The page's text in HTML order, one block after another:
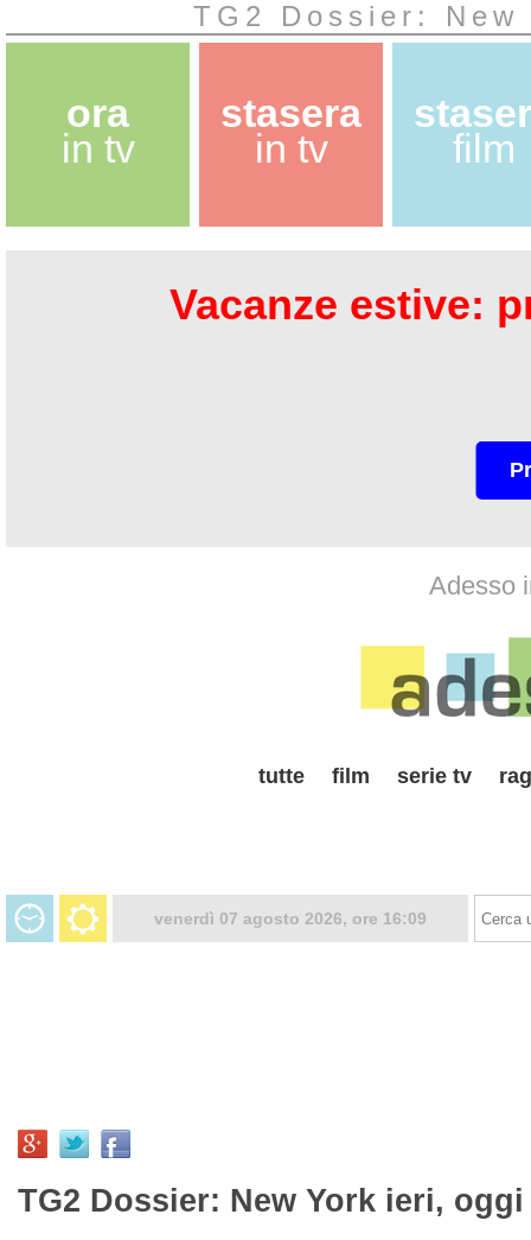
TG2 Dossier:
ora
in tv
stasera
in tv
film
Vacanze estive:
Adesso
tutte film serie tv
venerdì 07 agosto 2026, ore 16:09
TG2 Dossier: New York ieri,